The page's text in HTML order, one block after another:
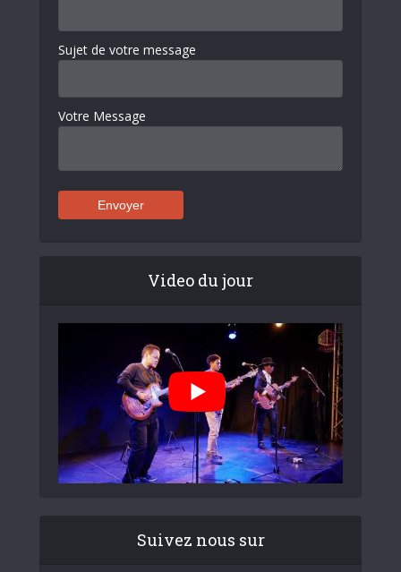
Sujet de votre message
Votre Message
Video du jour
Suivez nous sur